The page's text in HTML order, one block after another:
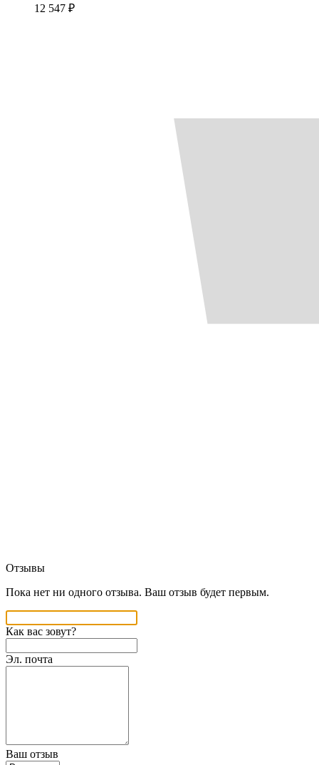
12 547 ₽
Отзывы
Пока нет ни одного отзыва. Ваш отзыв будет первым.
Как вас зовут?
Эл. почта
Ваш отзыв